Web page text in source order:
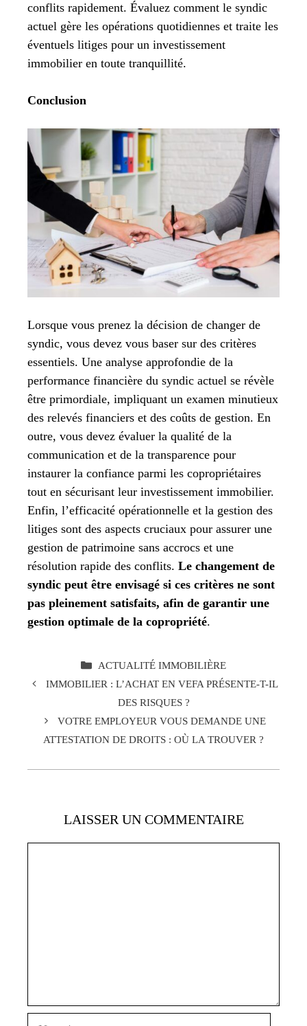
conflits rapidement. Évaluez comment le syndic
actuel gère les opérations quotidiennes et traite les
éventuels litiges pour un investissement
immobilier en toute tranquillité.
Conclusion
Lorsque vous prenez la décision de changer de
syndic, vous devez vous baser sur des critères
essentiels. Une analyse approfondie de la
performance financière du syndic actuel se révèle
être primordiale, impliquant un examen minutieux
des relevés financiers et des coûts de gestion. En
outre, vous devez évaluer la qualité de la
communication et de la transparence pour
instaurer la confiance parmi les copropriétaires
tout en sécurisant leur investissement immobilier.
Enfin, l’efficacité opérationnelle et la gestion des
litiges sont des aspects cruciaux pour assurer une
gestion de patrimoine sans accrocs et une
résolution rapide des conflits. Le changement de
syndic peut être envisagé si ces critères ne sont
pas pleinement satisfaits, afin de garantir une
gestion optimale de la copropriété.
CATÉGORIES
ACTUALITÉ IMMOBILIÈRE
IMMOBILIER : L’ACHAT EN VEFA PRÉSENTE-T-IL
DES RISQUES ?
VOTRE EMPLOYEUR VOUS DEMANDE UNE
ATTESTATION DE DROITS : OÙ LA TROUVER ?
LAISSER UN COMMENTAIRE